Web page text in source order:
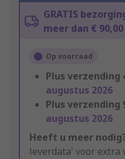
GRATIS
meer dan € 90,00
Op voorraad
Plus verzending
augustus 2026
Plus verzending
augustus 2026
Heeft u meer
leverdata' voor extra